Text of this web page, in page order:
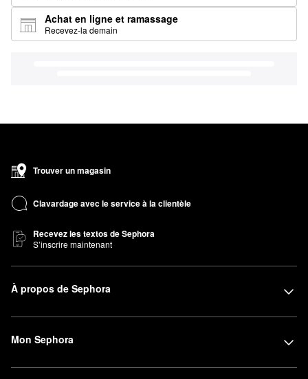
Achat en ligne et ramassage
Recevez-la demain
Trouver un magasin
Clavardage avec le service à la clientèle
Recevez les textos de Sephora
S’inscrire maintenant
À propos de Sephora
Mon Sephora